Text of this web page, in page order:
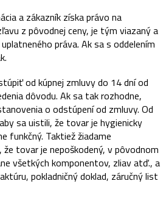
a zákazník získa právo na
z pôvodnej ceny, je tým viazaný a
práva. Ak sa s oddelením
od kúpnej zmluvy do 14 dní od
dôvodu. Ak sa tak rozhodne,
o odstúpení od zmluvy. Od
sa uistili, že tovar je hygienicky
funkčný. Taktiež žiadame
tovar je nepoškodený, v pôvodnom
všetkých komponentov, zliav atď., a
pokladničný doklad, záručný list